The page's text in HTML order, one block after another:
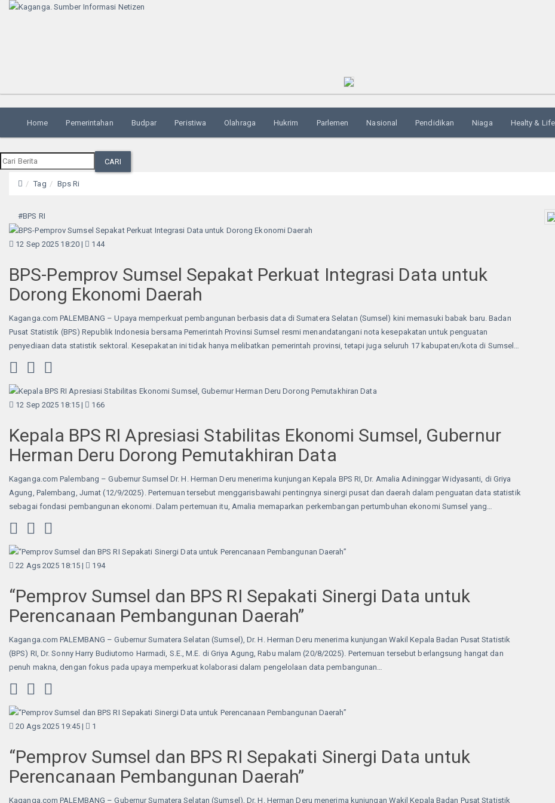
Home Pemerintahan Budpar Peristiwa Olahraga Hukrim Parlemen Nasional Pendidikan Niaga Healty &
CARI
Tag Bps Ri
#BPS RI
12 Sep 2025 18:20 | 144
BPS-Pemprov Sumsel Sepakat Perkuat Integrasi Data untuk
Dorong Ekonomi Daerah
Kaganga.com PALEMBANG – Upaya memperkuat pembangunan berbasis data di Sumatera Selatan (Sumsel) kini memasuki babak baru. Badan
Pusat Statistik (BPS) Republik Indonesia bersama Pemerintah Provinsi Sumsel resmi menandatangani nota kesepakatan untuk penguatan
penyediaan data statistik sektoral. Kesepakatan ini tidak hanya melibatkan pemerintah provinsi, tetapi juga seluruh 17 kabupaten/kota di Sumsel…
12 Sep 2025 18:15 | 166
Kepala BPS RI Apresiasi Stabilitas Ekonomi Sumsel, Gubernur
Herman Deru Dorong Pemutakhiran Data
Kaganga.com Palembang – Gubernur Sumsel Dr. H. Herman Deru menerima kunjungan Kepala BPS RI, Dr. Amalia Adininggar Widyasanti, di Griya
Agung, Palembang, Jumat (12/9/2025). Pertemuan tersebut menggarisbawahi pentingnya sinergi pusat dan daerah dalam penguatan data statistik
sebagai fondasi pembangunan ekonomi. Dalam pertemuan itu, Amalia memaparkan perkembangan pertumbuhan ekonomi Sumsel yang…
22 Ags 2025 18:15 | 194
“Pemprov Sumsel dan BPS RI Sepakati Sinergi Data untuk
Perencanaan Pembangunan Daerah”
Kaganga.com PALEMBANG – Gubernur Sumatera Selatan (Sumsel), Dr. H. Herman Deru menerima kunjungan Wakil Kepala Badan Pusat Statistik
(BPS) RI, Dr. Sonny Harry Budiutomo Harmadi, S.E., M.E. di Griya Agung, Rabu malam (20/8/2025). Pertemuan tersebut berlangsung hangat dan
penuh makna, dengan fokus pada upaya memperkuat kolaborasi dalam pengelolaan data pembangunan…
20 Ags 2025 19:45 | 1
“Pemprov Sumsel dan BPS RI Sepakati Sinergi Data untuk
Perencanaan Pembangunan Daerah”
Kaganga.com PALEMBANG – Gubernur Sumatera Selatan (Sumsel), Dr. H. Herman Deru menerima kunjungan Wakil Kepala Badan Pusat Statistik